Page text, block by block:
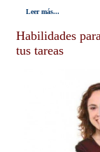
Leer más...
Habilidades
tus tareas